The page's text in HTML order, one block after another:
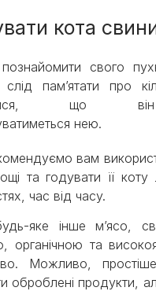
кота
свого
пам’ятати про
що
нею.
вам
та годувати її
час від часу.
яке інше м’ясо,
органічною та
Можливо,
оброблені продукти,